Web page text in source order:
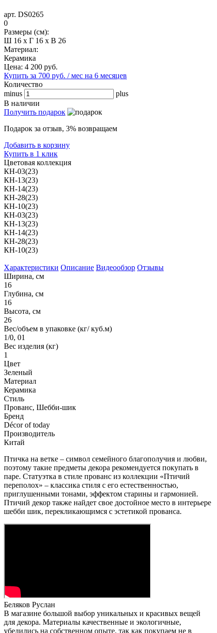
арт. DS0265
0
Размеры (см):
Ш 16 x Г 16 x В 26
Материал:
Керамика
Цена: 4 200 руб.
Купить за 700 руб. / мес на 6 месяцев
Количество
minus
plus
В наличии
Получить подарок
Подарок за отзыв, 3% возвращаем
Добавить в корзину
Купить в 1 клик
Цветовая коллекция
КН-03(23)
КН-13(23)
КН-14(23)
КН-28(23)
КН-10(23)
КН-03(23)
КН-13(23)
КН-14(23)
КН-28(23)
КН-10(23)
Характеристики Описание Видеообзор Отзывы
Ширина, см
16
Глубина, см
16
Высота, см
26
Вес/объем в упаковке (кг/ куб.м)
1/0, 01
Вес изделия (кг)
1
Цвет
Зеленый
Материал
Керамика
Стиль
Прованс, Шебби-шик
Бренд
Décor of today
Производитель
Китай
Птичка на ветке – символ семейного благополучия и любви,
поэтому такие предметы декора рекомендуется покупать в
паре. Статуэтка в стиле прованс из коллекции «Птичий
переполох» – классика стиля с его естественностью,
приглушенными тонами, эффектом старины и гармонией.
Птичий декор также найдет свое достойное место в интерьере
шебби шик, перекликающимся с эстетикой прованса.
Беляков Руслан
В магазине большой выбор уникальных и красивых вещей
для декора. Материалы качественные и экологичные,
убедились на собственном опыте, так как покупаем не в